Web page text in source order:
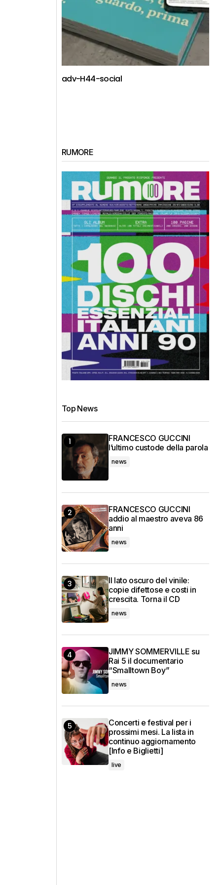
adv-H44-social
RUMORE
Top News
FRANCESCO GUCCINI
l’ultimo custode della parola
news
FRANCESCO GUCCINI
addio al maestro aveva 86
anni
news
Il lato oscuro del vinile:
copie difettose e costi in
crescita. Torna il CD
news
JIMMY SOMMERVILLE su
Rai 5 il documentario
“Smalltown Boy”
news
Concerti e festival per i
prossimi mesi. La lista in
continuo aggiornamento
[Info e Biglietti]
live